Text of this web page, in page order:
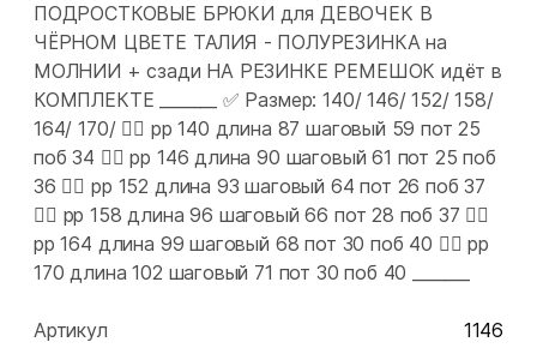
ПОДРОСТКОВЫЕ БРЮКИ для ДЕВОЧЕК В
ЧЁРНОМ ЦВЕТЕ ТАЛИЯ - ПОЛУРЕЗИНКА на
МОЛНИИ + сзади НА РЕЗИНКЕ РЕМЕШОК идёт в
КОМПЛЕКТЕ _______ ✅ Размер: 140/ 146/ 152/ 158/
164/ 170/ 👉🏻 рр 140 длина 87 шаговый 59 пот 25
поб 34 👉🏻 рр 146 длина 90 шаговый 61 пот 25 поб
36 👉🏻 рр 152 длина 93 шаговый 64 пот 26 поб 37
👉🏻 рр 158 длина 96 шаговый 66 пот 28 поб 37 👉🏻
рр 164 длина 99 шаговый 68 пот 30 поб 40 👉🏻 рр
170 длина 102 шаговый 71 пот 30 поб 40 _______
Артикул 1146